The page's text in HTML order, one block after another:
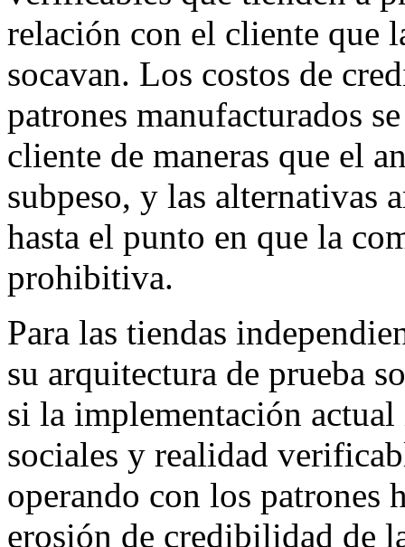
relación con el cliente que
socavan. Los costos de
patrones manufacturados
cliente de maneras que el
subpeso, y las alternativas
hasta el punto en que la
prohibitiva.
Para las tiendas
su arquitectura de prueba
si la implementación
sociales y realidad
operando con los patrones
erosión de credibilidad de